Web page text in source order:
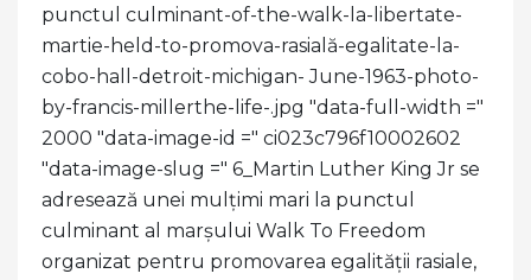
punctul culminant-of-the-walk-la-libertate-
martie-held-to-promova-rasială-egalitate-la-
cobo-hall-detroit-michigan- June-1963-photo-
by-francis-millerthe-life-.jpg "data-full-width ="
2000 "data-image-id =" ci023c796f10002602
"data-image-slug =" 6_Martin Luther King Jr se
adresează unei mulțimi mari la punctul
culminant al marșului Walk To Freedom
organizat pentru promovarea egalității rasiale,